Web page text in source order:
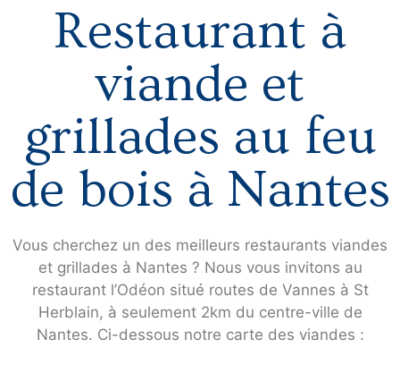
Restaurant à
viande et
grillades au feu
de bois à Nantes
Vous cherchez un des meilleurs restaurants viandes
et grillades à Nantes ? Nous vous invitons au
restaurant l’Odéon situé routes de Vannes à St
Herblain, à seulement 2km du centre-ville de
Nantes. Ci-dessous notre carte des viandes :